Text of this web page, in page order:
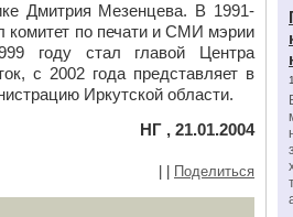
Дмитрия Мезенцева. В 1991-
комитет по печати и СМИ мэрии
году стал главой Центра
с 2002 года представляет в
Иркутской области.
НГ , 21.01.2004
Поделиться